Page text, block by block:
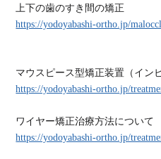
上下の歯のすき間の矯正
https://yodoyabashi-ortho.jp/
マウスピース型矯正装置（イン
https://yodoyabashi-ortho.jp/
ワイヤー矯正治療方法について
https://yodoyabashi-ortho.jp/